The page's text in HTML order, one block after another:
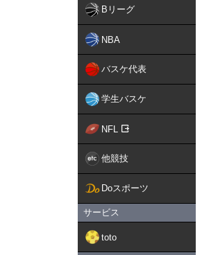
Bリーグ
NBA
バスケ代表
学生バスケ
NFL
他競技
Doスポーツ
サービス
toto